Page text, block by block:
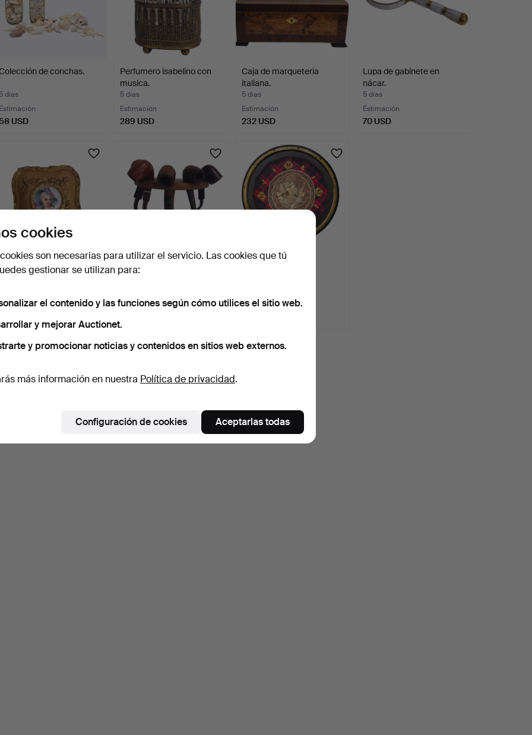
de conchas.
5 días
Estimación
58 USD
Perfumero isabelino con
musica.
5 días
Estimación
289 USD
Caja de marqueteria
italiana.
5 días
Estimación
232 USD
Lupa de gabinete en
nácar.
5 días
Estimación
70 USD
Caja dorada con miniatura
Pipera con 5 pipas.
Estimación
Estimación
Suscribir búsqueda
puedes buscar ennuestro archivo de subastas concluidas
cookies
son necesarias para utilizar el servicio. Las cookies que tú
gestionar se utilizan para:
el contenido y las funciones según cómo utilices el sitio web.
y mejorar Auctionet.
y promocionar noticias y contenidos en sitios web externos.
más información en nuestra Política de privacidad.
Configuración de cookies Aceptarlas todas